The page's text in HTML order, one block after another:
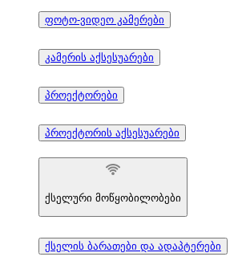
ფოტო-ვიდეო კამერები
კამერის აქსესუარები
პროექტორები
პროექტორის აქსესუარები
ქსელური მოწყობილობები
ქსელის ბარათები და ადაპტერები